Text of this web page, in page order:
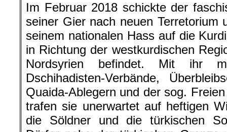
Im Februar 2018 schickte der
seiner Gier nach neuen Terretorium
seinem nationalen Hass auf die
in Richtung der westkurdischen
Nordsyrien befindet. Mit ihr
Dschihadisten-Verbände,
Quaida-Ablegern und der sog.
trafen sie unerwartet auf heftigen
die Söldner und die türkischen